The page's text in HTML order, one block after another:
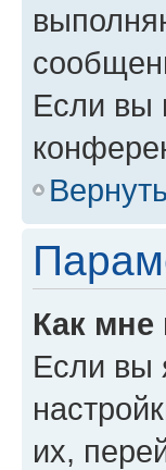
Если вы
Как мне
Если вы
их,